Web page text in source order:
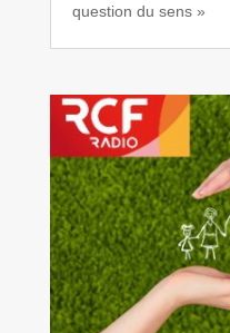
question du sens »